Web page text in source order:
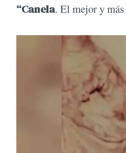
“Canela. El mejor y